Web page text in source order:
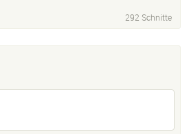
292 Schnitte